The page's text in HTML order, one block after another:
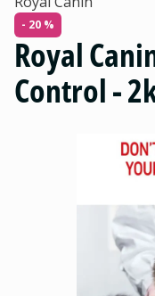
- 20 %
Royal
Control -